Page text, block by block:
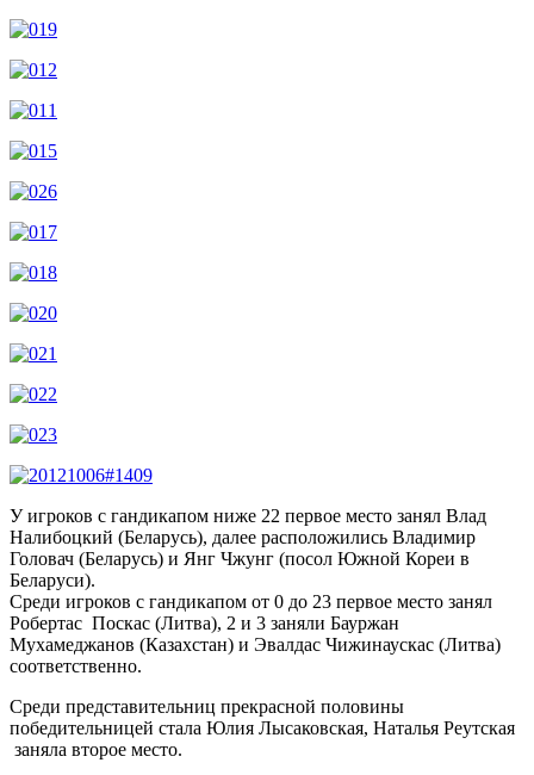
У игроков с гандикапом ниже 22 первое место занял Влад
Налибоцкий (Беларусь), далее расположились Владимир
Головач (Беларусь) и Янг Чжунг (посол Южной Кореи в
Беларуси).
Среди игроков с гандикапом от 0 до 23 первое место занял
Робертас Поскас (Литва), 2 и 3 заняли Бауржан
Мухамеджанов (Казахстан) и Эвалдас Чижинаускас (Литва)
соответственно.
Среди представительниц прекрасной половины
победительницей стала Юлия Лысаковская, Наталья Реутская
заняла второе место.